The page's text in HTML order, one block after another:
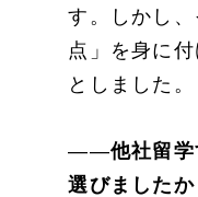
す。しかし
点」を身に
としました。
――他社留
選びましたか